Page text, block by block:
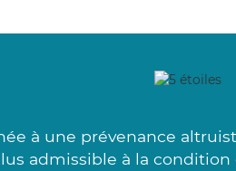
à une prévenance
admissible à la